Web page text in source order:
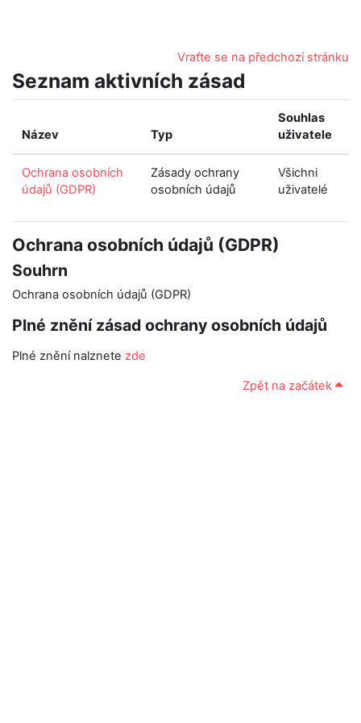
Vraťte se na předchozí stránku
Seznam aktivních zásad
Název Typ
Souhlas
uživatele
Ochrana osobních
údajů (GDPR)
Zásady ochrany
osobních údajů
Všichni
uživatelé
Ochrana osobních údajů (GDPR)
Souhrn
Ochrana osobních údajů (GDPR)
Plné znění zásad ochrany osobních údajů
Plné znění nalznete zde
Zpět na začátek